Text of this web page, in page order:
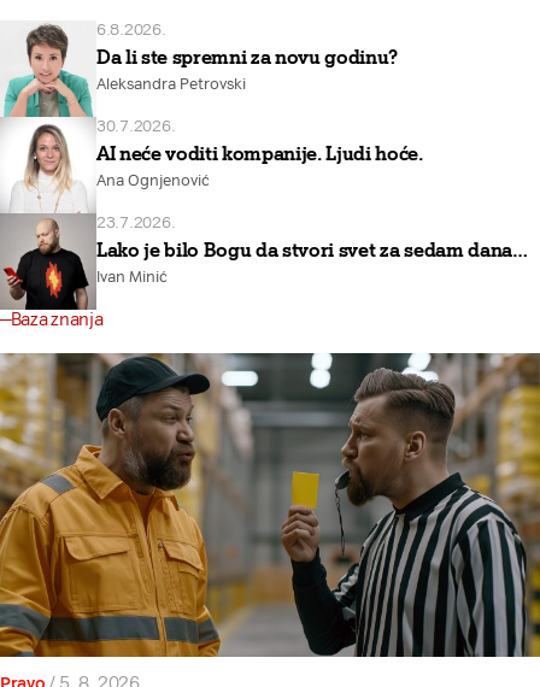
6.8.2026.
Da li ste spremni za novu godinu?
Aleksandra Petrovski
30.7.2026.
AI neće voditi kompanije. Ljudi hoće.
Ana Ognjenović
23.7.2026.
Lako je bilo Bogu da stvori svet za sedam dana…
Ivan Minić
Baza znanja